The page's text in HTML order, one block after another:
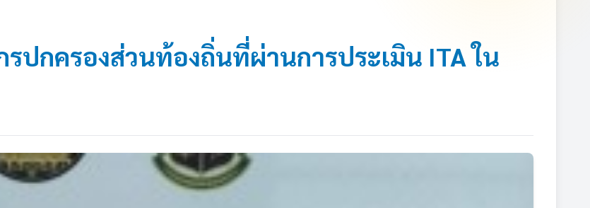
ปกครองส่วนท้องถิ่นที่ผ่านการประเมิน ITA ใน